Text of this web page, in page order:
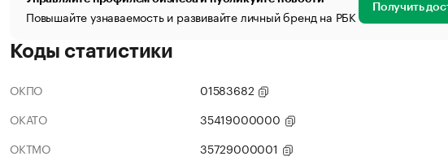
Повышайте узнаваемость и развивайте личный бренд на РБК Получить
Коды статистики
ОКПО
01583682
ОКАТО
35419000000
ОКТМО
35729000001